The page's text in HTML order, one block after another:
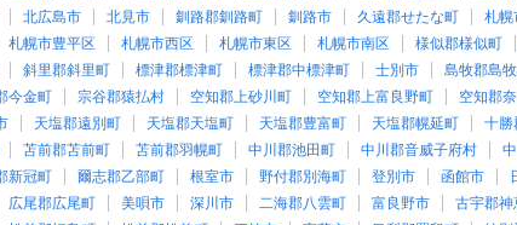
北広島市 北見市 釧路郡釧路町 釧路市 久遠郡せたな町 札幌
札幌市豊平区 札幌市西区 札幌市東区 札幌市南区 様似郡様似町
斜里郡斜里町 標津郡標津町 標津郡中標津町 士別市 島牧郡島
今金町 宗谷郡猿払村 空知郡上砂川町 空知郡上富良野町 空知郡
天塩郡遠別町 天塩郡天塩町 天塩郡豊富町 天塩郡幌延町 十勝
苫前郡苫前町 苫前郡羽幌町 中川郡池田町 中川郡音威子府村
新冠町 爾志郡乙部町 根室市 野付郡別海町 登別市 函館市
広尾郡広尾町 美唄市 深川市 二海郡八雲町 富良野市 古宇郡神